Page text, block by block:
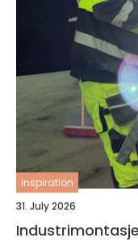
inspiration
31. July 2026